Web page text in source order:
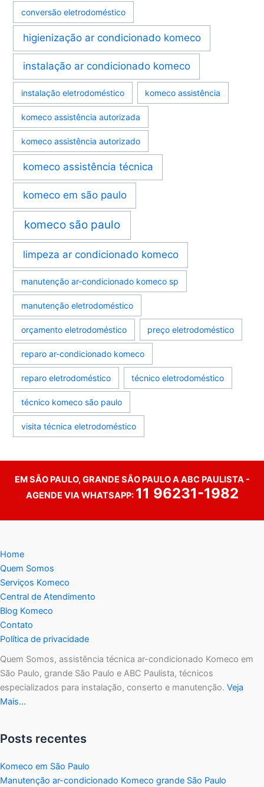
conversão eletrodoméstico
higienização ar condicionado komeco
instalação ar condicionado komeco
instalação eletrodoméstico komeco assistência
komeco assistência autorizada
komeco assistência autorizado
komeco assistência técnica
komeco em são paulo
komeco são paulo
limpeza ar condicionado komeco
manutenção ar-condicionado komeco sp
manutenção eletrodoméstico
orçamento eletrodoméstico preço eletrodoméstico
reparo ar-condicionado komeco
reparo eletrodoméstico técnico eletrodoméstico
técnico komeco são paulo
visita técnica eletrodoméstico
EM SÃO PAULO, GRANDE SÃO PAULO A ABC PAULISTA -
AGENDE VIA WHATSAPP: 11 96231-1982
Home
Quem Somos
Serviços Komeco
Central de Atendimento
Blog Komeco
Contato
Política de privacidade
Quem Somos, assistência técnica ar-condicionado Komeco em
São Paulo, grande São Paulo e ABC Paulista, técnicos
especializados para instalação, conserto e manutenção. Veja
Mais…
Posts recentes
Komeco em São Paulo
Manutenção ar-condicionado Komeco grande São Paulo